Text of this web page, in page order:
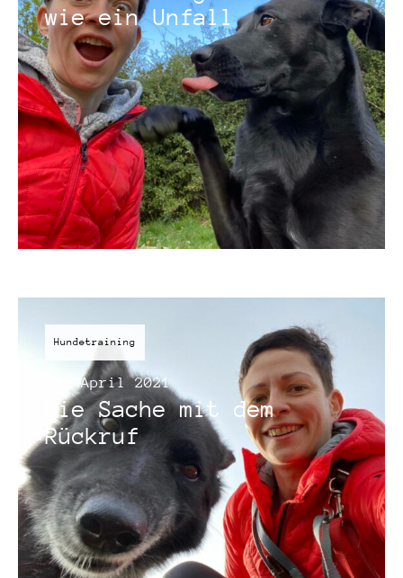
wie ein Unfall
Hundetraining
18. April 2021
Die Sache mit dem
Rückruf